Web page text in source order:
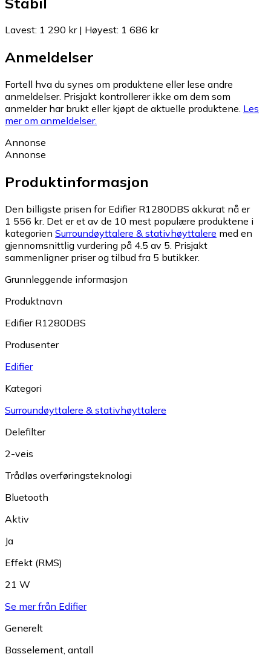
Lavest: 1 290 kr| Høyest: 1 686 kr
Anmeldelser
Fortell hva du synes om produktene eller lese andre
anmeldelser. Prisjakt kontrollerer ikke om dem som
anmelder har brukt eller kjøpt de aktuelle produktene. Les
mer om anmeldelser.
Annonse
Annonse
Produktinformasjon
Den billigste prisen for Edifier R1280DBS akkurat nå er
1 556 kr. Det er et av de 10 mest populære produktene i
kategorien Surroundøyttalere & stativhøyttalere med en
gjennomsnittlig vurdering på 4.5 av 5. Prisjakt
sammenligner priser og tilbud fra 5 butikker.
Grunnleggende informasjon
Produktnavn
Edifier R1280DBS
Produsenter
Edifier
Kategori
Surroundøyttalere & stativhøyttalere
Delefilter
2-veis
Trådløs overføringsteknologi
Bluetooth
Aktiv
Ja
Effekt (RMS)
21 W
Se mer från Edifier
Generelt
Basselement, antall